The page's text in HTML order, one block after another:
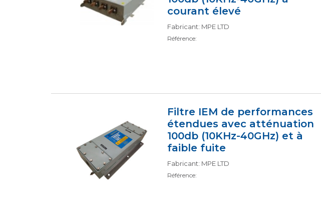
courant élevé
Fabricant: MPE LTD
Référence:
Filtre IEM de performances
étendues avec atténuation
100db (10KHz-40GHz) et à
faible fuite
Fabricant: MPE LTD
Référence: